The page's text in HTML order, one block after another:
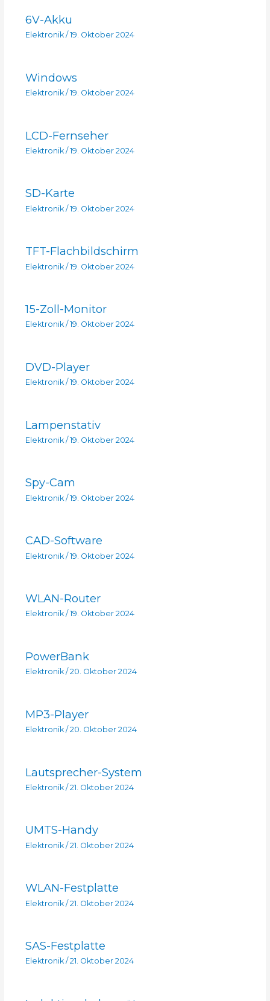
6V-Akku
Elektronik/ 19. Oktober 2024
Windows
Elektronik/ 19. Oktober 2024
LCD-Fernseher
Elektronik/ 19. Oktober 2024
SD-Karte
Elektronik/ 19. Oktober 2024
TFT-Flachbildschirm
Elektronik/19. Oktober 2024
15-Zoll-Monitor
Elektronik/ 19. Oktober 2024
DVD-Player
Elektronik/ 19. Oktober 2024
Lampenstativ
Elektronik/ 19. Oktober 2024
Spy-Cam
Elektronik/ 19. Oktober 2024
CAD-Software
Elektronik/19. Oktober 2024
WLAN-Router
Elektronik/ 19. Oktober 2024
PowerBank
Elektronik/ 20. Oktober 2024
MP3-Player
Elektronik/ 20. Oktober 2024
Lautsprecher-System
Elektronik/ 21. Oktober 2024
UMTS-Handy
Elektronik/21. Oktober 2024
WLAN-Festplatte
Elektronik/21. Oktober 2024
SAS-Festplatte
Elektronik/ 21. Oktober 2024